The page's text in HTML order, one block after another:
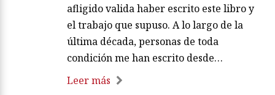
afligido valida haber escrito este libro y
el trabajo que supuso. A lo largo de la
última década, personas de toda
condición me han escrito desde…
Leer más